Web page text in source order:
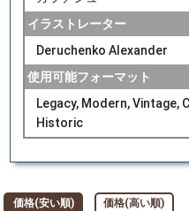
イラストレーター
Deruchenko Alexander
使用可能フォーマット
Legacy, Modern, Vintage,
Historic
価格(安い順) 価格(高い順)